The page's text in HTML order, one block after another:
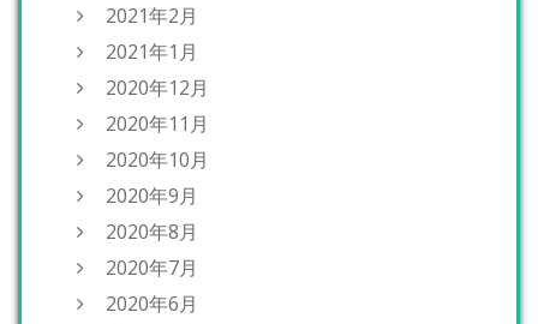
2021年2月
2021年1月
2020年12月
2020年11月
2020年10月
2020年9月
2020年8月
2020年7月
2020年6月